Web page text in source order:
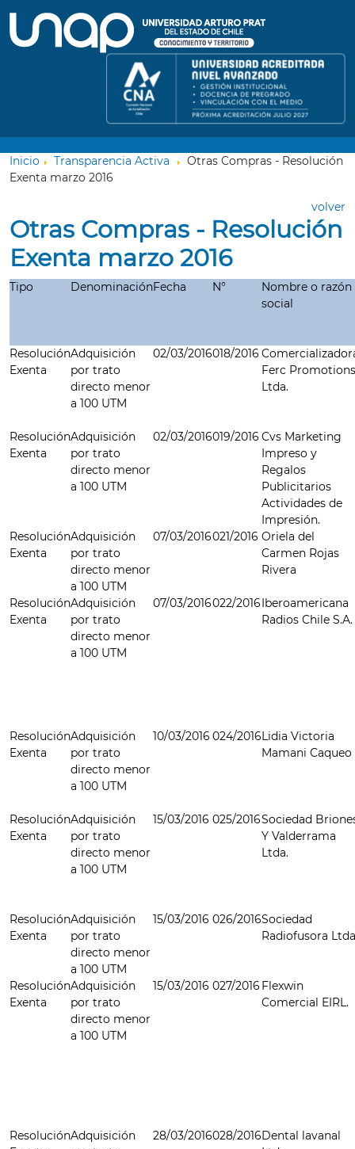
Inicio Transparencia Activa
Otras Compras - Resolución
Exenta marzo 2016
volver
Otras Compras - Resolución
Exenta marzo 2016
Tipo DenominaciónFecha N°
Nombre o razón
social
Resolución
Exenta
Adquisición
por trato
directo menor
a 100 UTM
02/03/2016018/2016
Ferc Promotions
Ltda.
Resolución
Exenta
Adquisición
por trato
directo menor
a 100 UTM
02/03/2016019/2016 Cvs Marketing
Impreso y
Regalos
Publicitarios
Actividades de
Impresión.
Resolución
Exenta
Adquisición
por trato
directo menor
a 100 UTM
07/03/2016021/2016 Oriela del
Carmen Rojas
Rivera
Resolución
Exenta
Adquisición
por trato
directo menor
a 100 UTM
07/03/2016022/2016Iberoamericana
Radios Chile S.A.
Resolución
Exenta
Adquisición
por trato
directo menor
a 100 UTM
10/03/2016 024/2016Lidia Victoria
Mamani Caqueo
Resolución
Exenta
Adquisición
por trato
directo menor
a 100 UTM
15/03/2016 025/2016Sociedad
Y Valderrama
Ltda.
Resolución
Exenta
Adquisición
por trato
directo menor
a 100 UTM
15/03/2016 026/2016Sociedad
Radiofusora
Resolución
Exenta
Adquisición
por trato
directo menor
a 100 UTM
15/03/2016 027/2016 Flexwin
Comercial EIRL.
ResoluciónAdquisición
28/03/2016028/2016Dental lavanal